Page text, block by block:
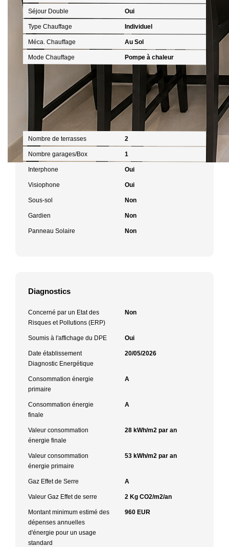
Séjour Double Oui
Type Chauffage Individuel
Méca. Chauffage Au Sol
Mode Chauffage Pompe à chaleur
Autres
Nombre de terrasses 2
Nombre garages/Box 1
Interphone Oui
Visiophone Oui
Sous-sol Non
Gardien Non
Panneau Solaire Non
Diagnostics
Concerné par un Etat des
Risques et Pollutions (ERP)
Non
Soumis à l'affichage du DPE Oui
Date établissement
Diagnostic Energétique
20/05/2026
Consommation énergie
primaire
A
Consommation énergie
finale
A
Valeur consommation
énergie finale
28 kWh/m2 par an
Valeur consommation
énergie primaire
53 kWh/m2 par an
Gaz Effet de Serre A
Valeur Gaz Effet de serre 2 Kg CO2/m2/an
Montant minimum estimé des
dépenses annuelles
d'énergie pour un usage
standard
960 EUR